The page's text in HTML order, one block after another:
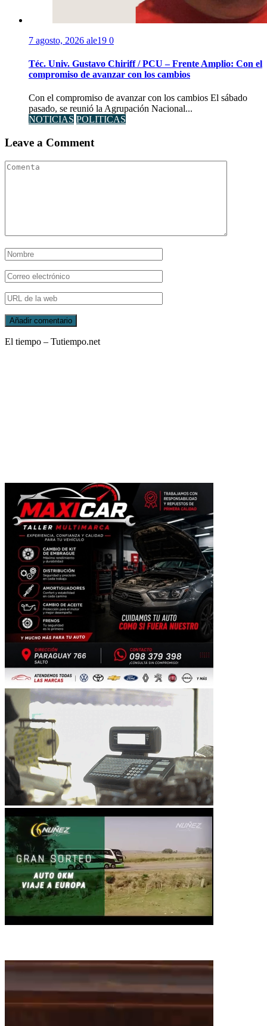
7 agosto, 2026 ale19 0
Téc. Univ. Gustavo Chiriff / PCU – Frente Amplio: Con el
compromiso de avanzar con los cambios
Con el compromiso de avanzar con los cambios El sábado
pasado, se reunió la Agrupación Nacional...
NOTICIAS POLITICAS
Leave a Comment
El tiempo – Tutiempo.net